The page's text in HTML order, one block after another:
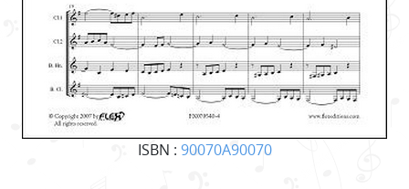
ISBN : 90070A90070